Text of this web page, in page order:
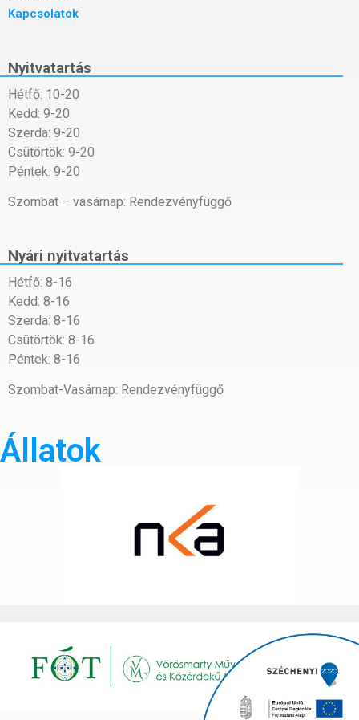
Kapcsolatok
Nyitvatartás
Hétfő: 10-20
Kedd: 9-20
Szerda: 9-20
Csütörtök: 9-20
Péntek: 9-20
Szombat – vasárnap: Rendezvényfüggő
Nyári nyitvatartás
Hétfő: 8-16
Kedd: 8-16
Szerda: 8-16
Csütörtök: 8-16
Péntek: 8-16
Szombat-Vasárnap: Rendezvényfüggő
Állatok